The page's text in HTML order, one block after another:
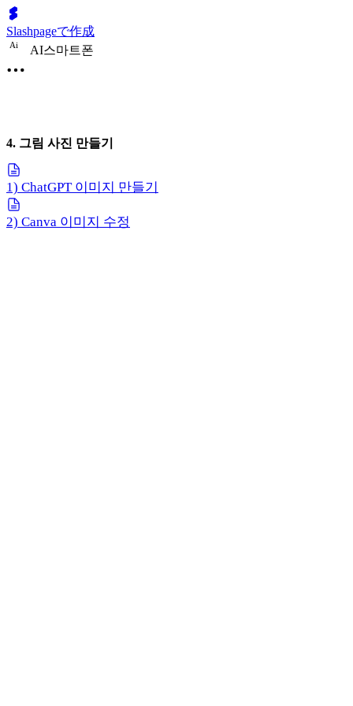
Slashpageで作成
Ai AI스마트폰
4. 그림 사진 만들기
1) ChatGPT 이미지 만들기
2) Canva 이미지 수정